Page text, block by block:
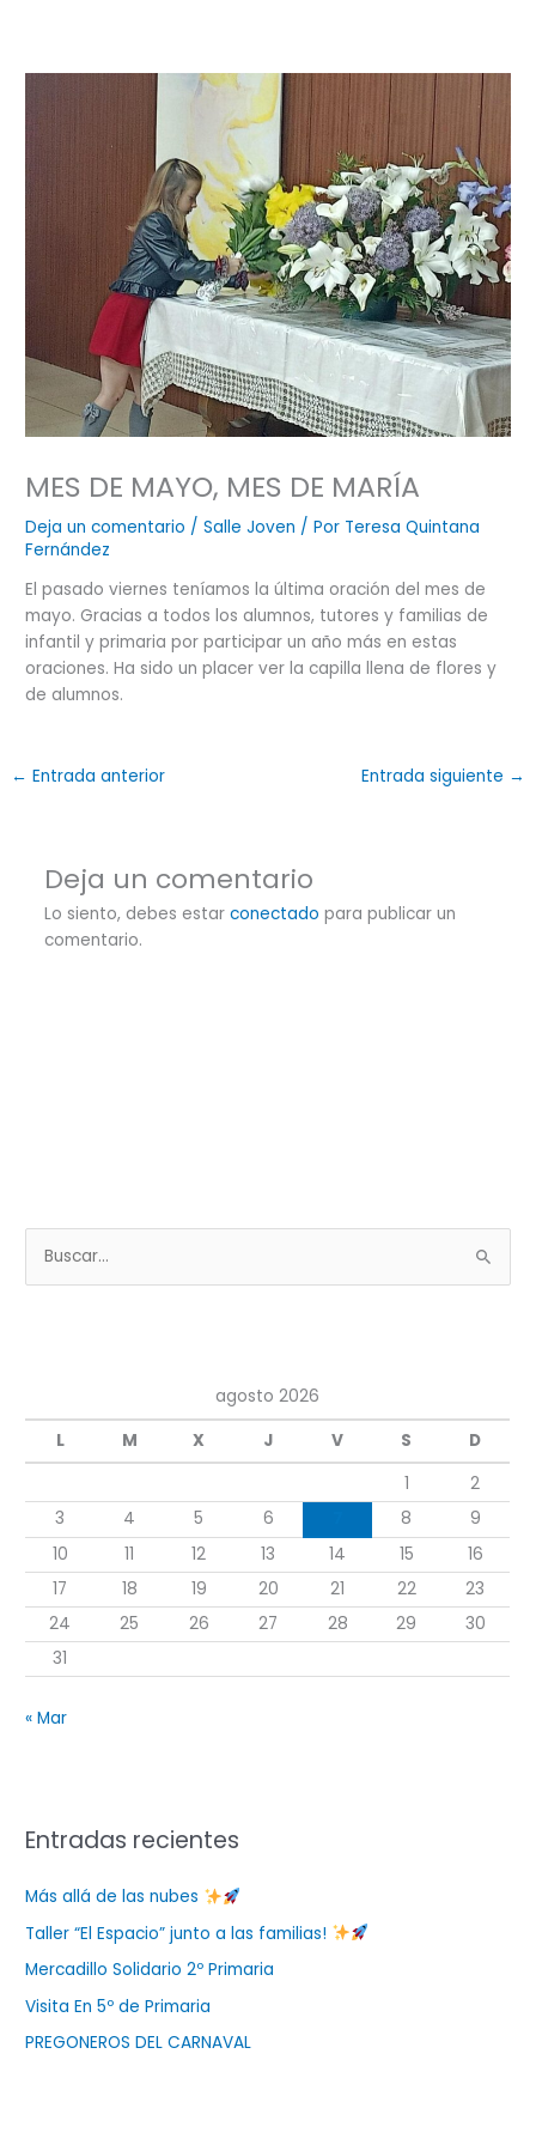
MES DE MAYO, MES DE MARÍA
Deja un comentario /Salle Joven / Por Teresa Quintana
Fernández
El pasado viernes teníamos la última oración del mes de
mayo. Gracias a todos los alumnos, tutores y familias de
infantil y primaria por participar un año más en estas
oraciones. Ha sido un placer ver la capilla llena de flores y
de alumnos.
← Entrada anterior Entrada siguiente →
Deja un comentario
Lo siento, debes estar conectado para publicar un
comentario.
u
r
agosto 2026
L
M X J V S
D
1
2
3
4 5 6 8
9
10
11 12 13 14 15
16
17
18 19 20 21 22
23
24
25 26 27 28 29
30
31
« Mar
Entradas recientes
Más allá de las nubes
Taller “El Espacio” junto a las familias!
Mercadillo Solidario 2º Primaria
Visita En 5º de Primaria
PREGONEROS DEL CARNAVAL